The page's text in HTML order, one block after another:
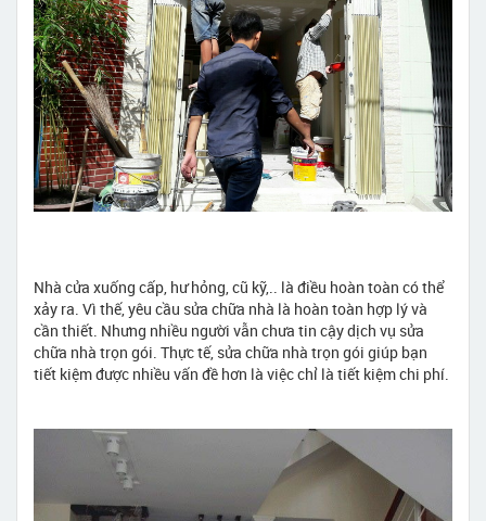
Nhà cửa xuống cấp, hư hỏng, cũ kỹ,.. là điều hoàn toàn có thể
xảy ra. Vì thế, yêu cầu sửa chữa nhà là hoàn toàn hợp lý và
cần thiết. Nhưng nhiều người vẫn chưa tin cậy dịch vụ sửa
chữa nhà trọn gói. Thực tế, sửa chữa nhà trọn gói giúp bạn
tiết kiệm được nhiều vấn đề hơn là việc chỉ là tiết kiệm chi phí.